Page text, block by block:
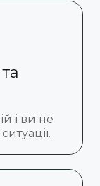
і ви не